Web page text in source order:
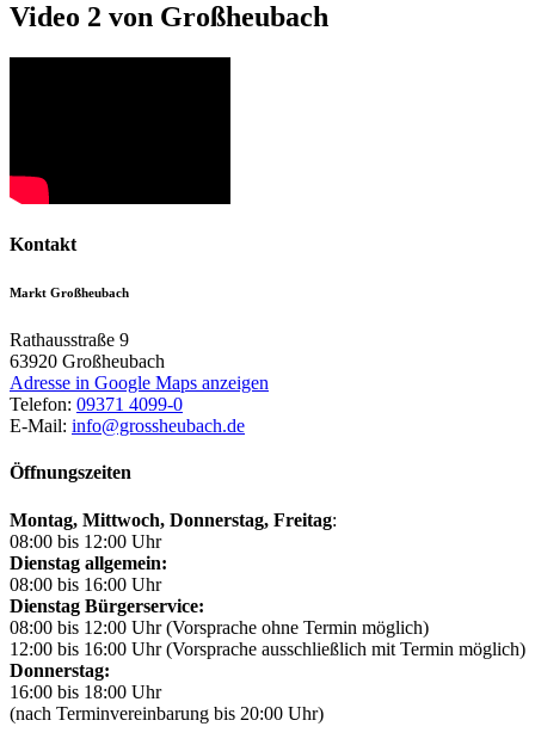
Video 2 von Großheubach
Kontakt
Markt Großheubach
Rathausstraße 9
63920 Großheubach
Adresse in Google Maps anzeigen
Telefon: 09371 4099-0
E-Mail: info@grossheubach.de
Öffnungszeiten
Montag, Mittwoch, Donnerstag, Freitag:
08:00 bis 12:00 Uhr
Dienstag allgemein:
08:00 bis 16:00 Uhr
Dienstag Bürgerservice:
08:00 bis 12:00 Uhr (Vorsprache ohne Termin möglich)
12:00 bis 16:00 Uhr (Vorsprache ausschließlich mit Termin möglich)
Donnerstag:
16:00 bis 18:00 Uhr
(nach Terminvereinbarung bis 20:00 Uhr)